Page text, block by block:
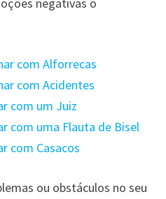
com Alforrecas
com Acidentes
com um Juiz
com uma Flauta de Bisel
com Casacos
ou obstáculos no seu